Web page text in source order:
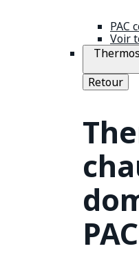
PAC
Voir
Retour
PAC